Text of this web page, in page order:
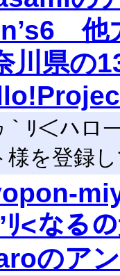
他
川県の
｀ﾘ＜ハロ
様を登録
ﾘ<なる
のア